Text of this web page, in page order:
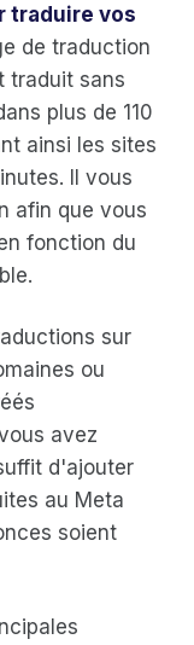
traduire vos
de traduction
traduit sans
plus de 110
ainsi les sites
Il vous
afin que vous
fonction du
sur
ou
avez
d'ajouter
au Meta
soient